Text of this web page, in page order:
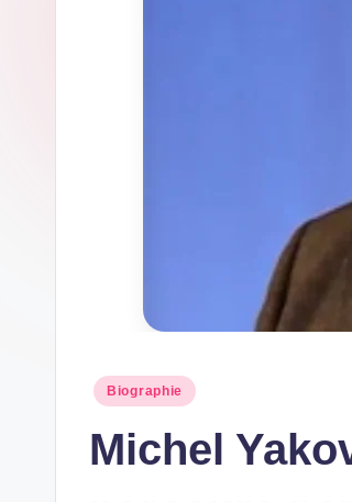
Posted
Biographie
Michel